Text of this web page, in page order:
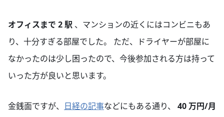
オフィスまで 2 駅 、マンションの近くにはコンビニもあ
り、十分すぎる部屋でした。 ただ、ドライヤーが部屋に
なかったのは少し困ったので、今後参加される方は持って
いった方が良いと思います。
金銭面ですが、 日経の記事などにもある通り、 40 万円/月